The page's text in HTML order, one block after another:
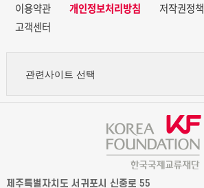
이용약관 개인정보처리방침 저작권정책
고객센터
관련사이트 선택
제주특별자치도 서귀포시 신중로 55